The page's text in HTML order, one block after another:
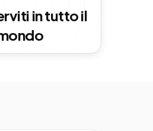
in tutto il